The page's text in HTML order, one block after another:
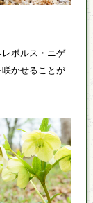
ボルス・ニゲ
かせることが